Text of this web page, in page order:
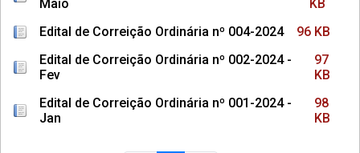
Maio
KB
Edital de Correição Ordinária nº 004-2024
96 KB
Edital de Correição Ordinária nº 002-2024 -
Fev
97
KB
Edital de Correição Ordinária nº 001-2024 -
Jan
98
KB